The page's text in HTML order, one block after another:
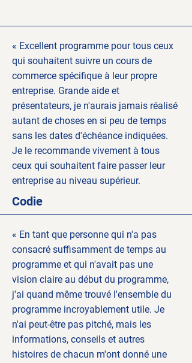
« Excellent programme pour tous ceux
qui souhaitent suivre un cours de
commerce spécifique à leur propre
entreprise. Grande aide et
présentateurs, je n'aurais jamais réalisé
autant de choses en si peu de temps
sans les dates d'échéance indiquées.
Je le recommande vivement à tous
ceux qui souhaitent faire passer leur
entreprise au niveau supérieur.
Codie
« En tant que personne qui n'a pas
consacré suffisamment de temps au
programme et qui n'avait pas une
vision claire au début du programme,
j'ai quand même trouvé l'ensemble du
programme incroyablement utile. Je
n'ai peut-être pas pitché, mais les
informations, conseils et autres
histoires de chacun m'ont donné une